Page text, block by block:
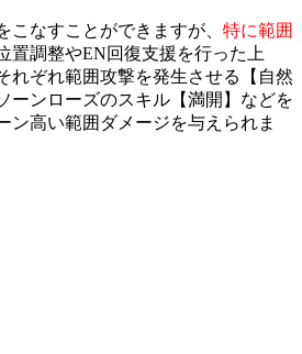
こなすことができますが、 特に範囲
置調整やEN回復支援を行った上
れぞれ範囲攻撃を発生させる【自然
ーンローズのスキル【満開】などを
ン高い範囲ダメージを与えられま